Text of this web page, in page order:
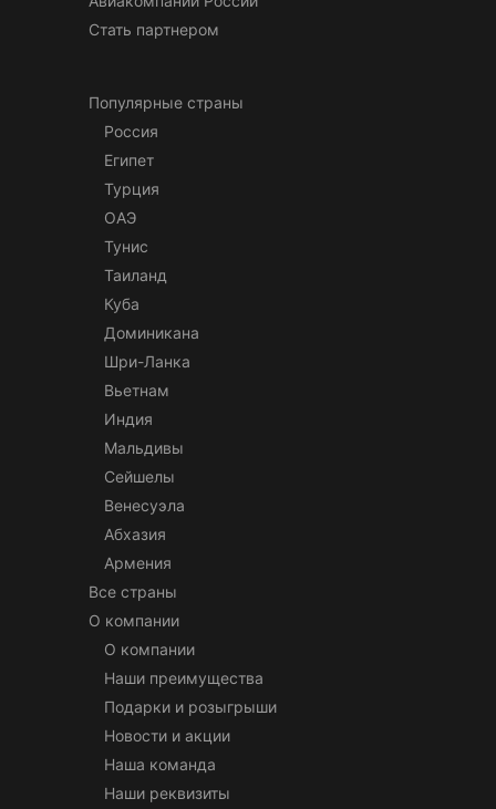
Стать партнером
Популярные страны
Россия
Египет
Турция
ОАЭ
Тунис
Таиланд
Куба
Доминикана
Шри-Ланка
Вьетнам
Индия
Мальдивы
Сейшелы
Венесуэла
Абхазия
Армения
Все страны
О компании
О компании
Наши преимущества
Подарки и розыгрыши
Новости и акции
Наша команда
Наши реквизиты